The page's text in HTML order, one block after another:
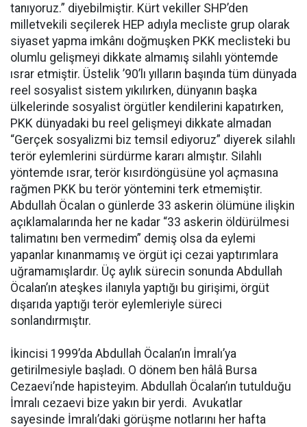
tanıyoruz.” diyebilmiştir. Kürt vekiller SHP’den
milletvekili seçilerek HEP adıyla mecliste grup olarak
siyaset yapma imkânı doğmuşken PKK meclisteki bu
olumlu gelişmeyi dikkate almamış silahlı yöntemde
ısrar etmiştir. Üstelik ’90’lı yılların başında tüm dünyada
reel sosyalist sistem yıkılırken, dünyanın başka
ülkelerinde sosyalist örgütler kendilerini kapatırken,
PKK dünyadaki bu reel gelişmeyi dikkate almadan
“Gerçek sosyalizmi biz temsil ediyoruz” diyerek silahlı
terör eylemlerini sürdürme kararı almıştır. Silahlı
yöntemde ısrar, terör kısırdöngüsüne yol açmasına
rağmen PKK bu terör yöntemini terk etmemiştir.
Abdullah Öcalan o günlerde 33 askerin ölümüne ilişkin
açıklamalarında her ne kadar “33 askerin öldürülmesi
talimatını ben vermedim” demiş olsa da eylemi
yapanlar kınanmamış ve örgüt içi cezai yaptırımlara
uğramamışlardır. Üç aylık sürecin sonunda Abdullah
Öcalan’ın ateşkes ilanıyla yaptığı bu girişimi, örgüt
dışarıda yaptığı terör eylemleriyle süreci
sonlandırmıştır.
İkincisi 1999’da Abdullah Öcalan’ın İmralı’ya
getirilmesiyle başladı. O dönem ben hâlâ Bursa
Cezaevi’nde hapisteyim. Abdullah Öcalan’ın tutulduğu
İmralı cezaevi bize yakın bir yerdi. Avukatlar
sayesinde İmralı’daki görüşme notlarını her hafta